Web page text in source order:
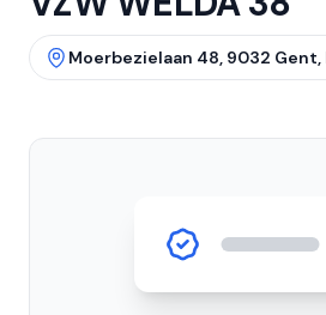
Moerbezielaan 48, 9032 Gent,